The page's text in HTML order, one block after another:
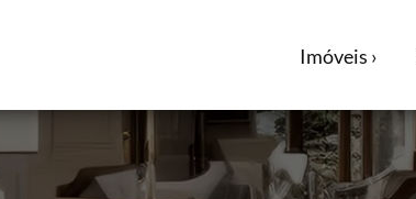
Imóveis ›